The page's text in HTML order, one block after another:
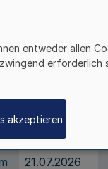
von
21.07.2026
des Online-
21.07.2026
entweder allen
erforderlich
akzeptieren